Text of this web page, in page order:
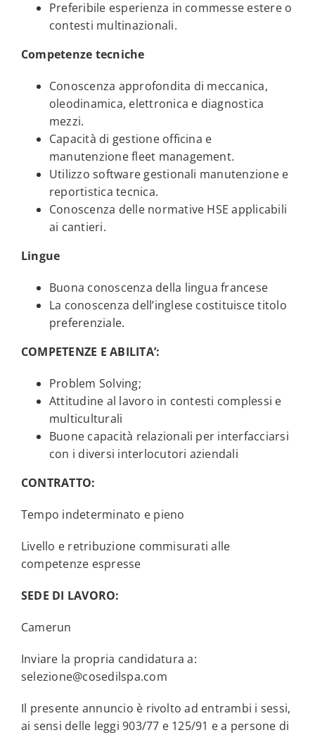
Preferibile esperienza in commesse estere o
contesti multinazionali.
Competenze tecniche
Conoscenza approfondita di meccanica,
oleodinamica, elettronica e diagnostica
mezzi.
Capacità di gestione officina e
manutenzione fleet management.
Utilizzo software gestionali manutenzione e
reportistica tecnica.
Conoscenza delle normative HSE applicabili
ai cantieri.
Lingue
Buona conoscenza della lingua francese
La conoscenza dell’inglese costituisce titolo
preferenziale.
COMPETENZE E ABILITA’:
Problem Solving;
Attitudine al lavoro in contesti complessi e
multiculturali
Buone capacità relazionali per interfacciarsi
con i diversi interlocutori aziendali
CONTRATTO:
Tempo indeterminato e pieno
Livello e retribuzione commisurati alle
competenze espresse
SEDE DI LAVORO:
Camerun
Inviare la propria candidatura a:
selezione@cosedilspa.com
Il presente annuncio è rivolto ad entrambi i sessi,
ai sensi delle leggi 903/77 e 125/91 e a persone di